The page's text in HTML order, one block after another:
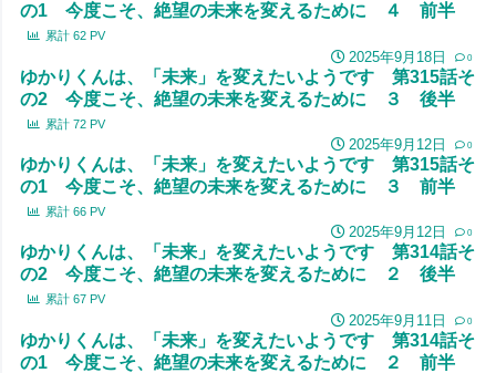
の1 今度こそ、絶望の未来を変えるために ４ 前半
累計 62 PV
2025年9月18日 0
ゆかりくんは、「未来」を変えたいようです 第315話そ
の2 今度こそ、絶望の未来を変えるために ３ 後半
累計 72 PV
2025年9月12日 0
ゆかりくんは、「未来」を変えたいようです 第315話そ
の1 今度こそ、絶望の未来を変えるために ３ 前半
累計 66 PV
2025年9月12日 0
ゆかりくんは、「未来」を変えたいようです 第314話そ
の2 今度こそ、絶望の未来を変えるために ２ 後半
累計 67 PV
2025年9月11日 0
ゆかりくんは、「未来」を変えたいようです 第314話そ
の1 今度こそ、絶望の未来を変えるために ２ 前半